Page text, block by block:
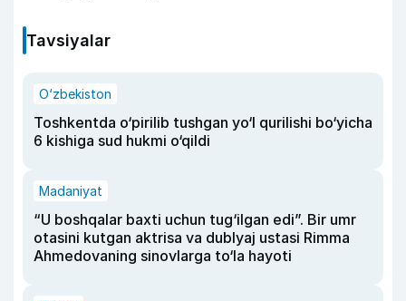
Tavsiyalar
O‘zbekiston
Toshkentda o‘pirilib tushgan yo‘l qurilishi bo‘yicha
6 kishiga sud hukmi o‘qildi
Madaniyat
“U boshqalar baxti uchun tug‘ilgan edi”. Bir umr
otasini kutgan aktrisa va dublyaj ustasi Rimma
Ahmedovaning sinovlarga to‘la hayoti